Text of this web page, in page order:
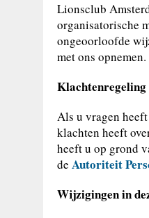
Lionsclub
organisatorische
ongeoorloofde
met ons opnemen.
Klachtenregeling
Als u vragen
klachten heeft
heeft u op grond
de Autoriteit
Wijzigingen in